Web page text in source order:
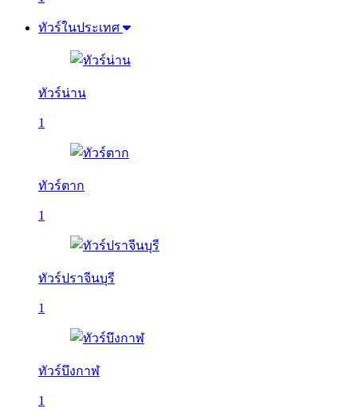
ทัวร์ในประเทศ
ทัวร์น่าน
1
ทัวร์ตาก
1
ทัวร์ปราจีนบุรี
1
ทัวร์บึงกาฬ
1